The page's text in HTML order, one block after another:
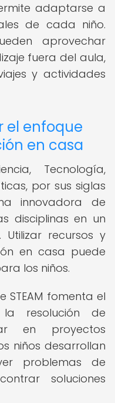
adaptarse a
de cada niño.
aprovechar
fuera del aula,
y actividades
el enfoque
en casa
Tecnología,
por sus siglas
innovadora de
disciplinas en un
Utilizar recursos y
en casa puede
los niños.
STEAM fomenta el
resolución de
en proyectos
niños desarrollan
problemas de
soluciones